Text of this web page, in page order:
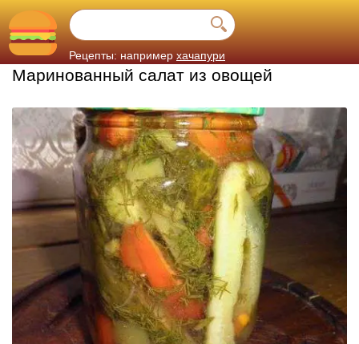
Рецепты: например хачапури
Маринованный салат из овощей